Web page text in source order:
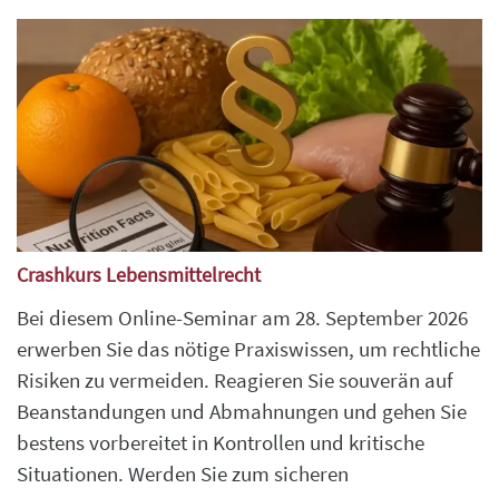
Crashkurs Lebensmittelrecht
Bei diesem Online-Seminar am 28. September 2026
erwerben Sie das nötige Praxiswissen, um rechtliche
Risiken zu vermeiden. Reagieren Sie souverän auf
Beanstandungen und Abmahnungen und gehen Sie
bestens vorbereitet in Kontrollen und kritische
Situationen. Werden Sie zum sicheren